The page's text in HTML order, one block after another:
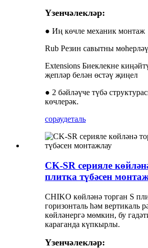
Үзенчәлекләр:
● Иң көчле механик монтаж
Rub Резин савытны мөһерләү
Extensions Биеклекне
җепләр белән өстәү җиңел
● 2 бәйләүче түбә
көчлерәк.
сораудеталь
CK-SR серияле
плитка түбәсен
CHIKO көйләнә торган S
горизонталь һәм вертикаль
көйләнергә мөмкин, бу
караганда күпкырлы.
Үзенчәлекләр: